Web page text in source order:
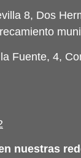
8, Dos
Fuente, 4,
nuestras